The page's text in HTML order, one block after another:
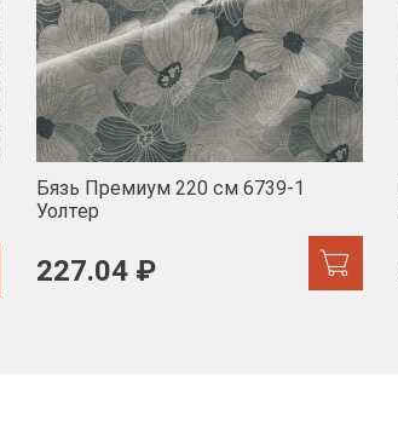
Бязь Премиум 220 см 6739-1
Уолтер
227.04 ₽